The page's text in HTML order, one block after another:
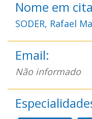
Nome em
SODER, Rafael
Email:
Não informado